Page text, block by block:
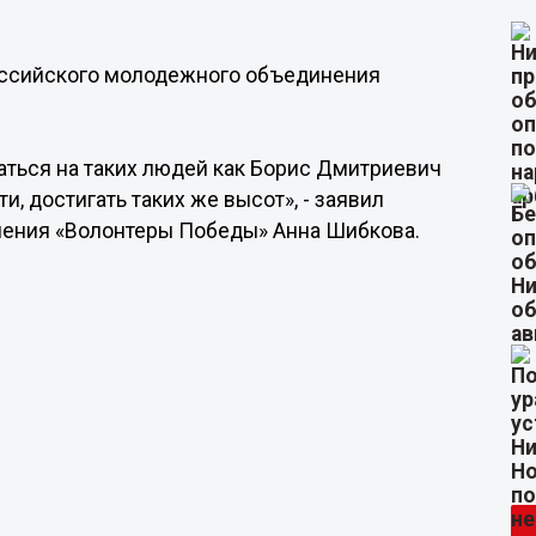
молодежного объединения
на таких людей как Борис Дмитриевич
достигать таких же высот», - заявил
«Волонтеры Победы» Анна Шибкова.